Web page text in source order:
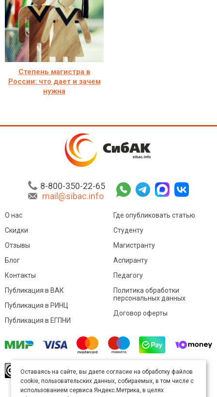
Степень магистра в
России: что дает и зачем
нужна
8-800-350-22-65
mail@sibac.info
О нас
Скидки
Отзывы
Блог
Контакты
Где опубликовать статью
Студенту
Магистранту
Аспиранту
Педагогу
Публикация в ВАК
Публикация в РИНЦ
Публикация в ЕГПНИ
Политика обработки
персональных данных
Договор оферты
произведение доступно полицензии Creative
Commons «Attribution» («Атрибуция») 4.0
Непортированная.
Оставаясь на сайте, вы даете согласие на обработку файлов
cookie, пользовательских данных, собираемых, в том числе с
использованием сервиса Яндекс.Метрика, в целях